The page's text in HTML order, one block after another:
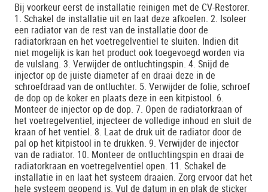
Bij voorkeur eerst de installatie reinigen met de CV-Restorer.
1. Schakel de installatie uit en laat deze afkoelen. 2. Isoleer
een radiator van de rest van de installatie door de
radiatorkraan en het voetregelventiel te sluiten. Indien dit
niet mogelijk is kan het product ook toegevoegd worden via
de vulslang. 3. Verwijder de ontluchtingspin. 4. Snijd de
injector op de juiste diameter af en draai deze in de
schroefdraad van de ontluchter. 5. Verwijder de folie, schroef
de dop op de koker en plaats deze in een kitpistool. 6.
Monteer de injector op de dop. 7. Open de radiatorkraan of
het voetregelventiel, injecteer de volledige inhoud en sluit de
kraan of het ventiel. 8. Laat de druk uit de radiator door de
pal op het kitpistool in te drukken. 9. Verwijder de injector
van de radiator. 10. Monteer de ontluchtingspin en draai de
radiatorkraan en voetregelventiel open. 11. Schakel de
installatie in en laat het systeem draaien. Zorg ervoor dat het
hele systeem geopend is. Vul de datum in en plak de sticker